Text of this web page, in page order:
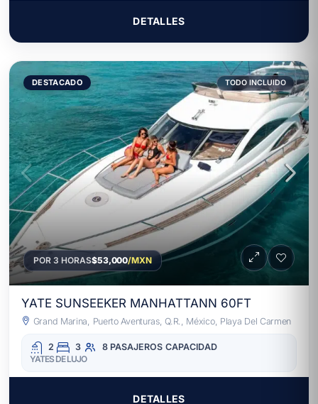
DETALLES
DESTACADO TODO INCLUIDO
POR 3 HORAS$53,000/MXN
YATE SUNSEEKER MANHATTANN 60FT
Grand Marina, Puerto Aventuras, Q.R., México, Playa Del Carmen
2 3 8 PASAJEROS CAPACIDAD
YATES DE LUJO
DETALLES